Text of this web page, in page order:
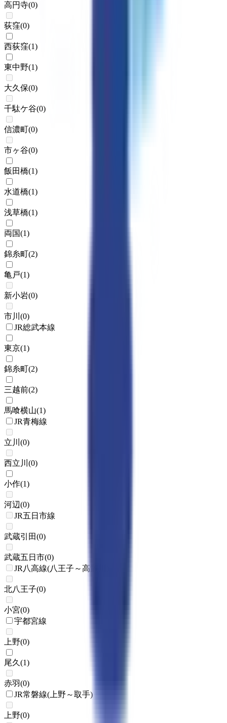
高円寺(0)
荻窪(0)
西荻窪(1)
東中野(1)
大久保(0)
千駄ケ谷(0)
信濃町(0)
市ヶ谷(0)
飯田橋(1)
水道橋(1)
浅草橋(1)
両国(1)
錦糸町(2)
亀戸(1)
新小岩(0)
市川 (0)
JR総武本線
東京(1)
錦糸町(2)
三越前(2)
馬喰横山(1)
JR青梅線
立川 (0)
西立川 (0)
小作(1)
河辺(0)
JR五日市線
武蔵引田(0)
武蔵五日市(0)
JR八高線(八王子～高麗川)
北八王子(0)
小宮(0)
宇都宮線
上野(0)
尾久 (1)
赤羽(0)
JR常磐線(上野～取手)
上野(0)